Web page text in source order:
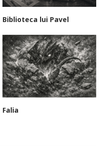
Biblioteca lui Pavel
Falia